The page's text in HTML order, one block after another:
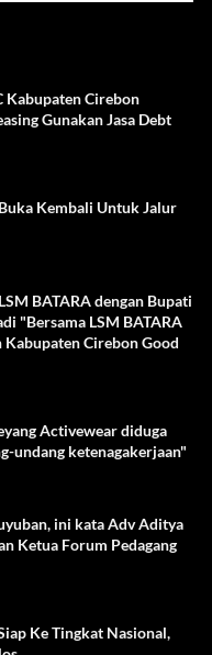
Kabupaten Cirebon
Gunakan Jasa Debt
Kembali Untuk Jalur
BATARA dengan Bupati
"Bersama LSM BATARA
Cirebon Good
Activewear diduga
undang ketenagakerjaan"
ini kata Adv Aditya
Ketua Forum Pedagang
Ke Tingkat Nasional,